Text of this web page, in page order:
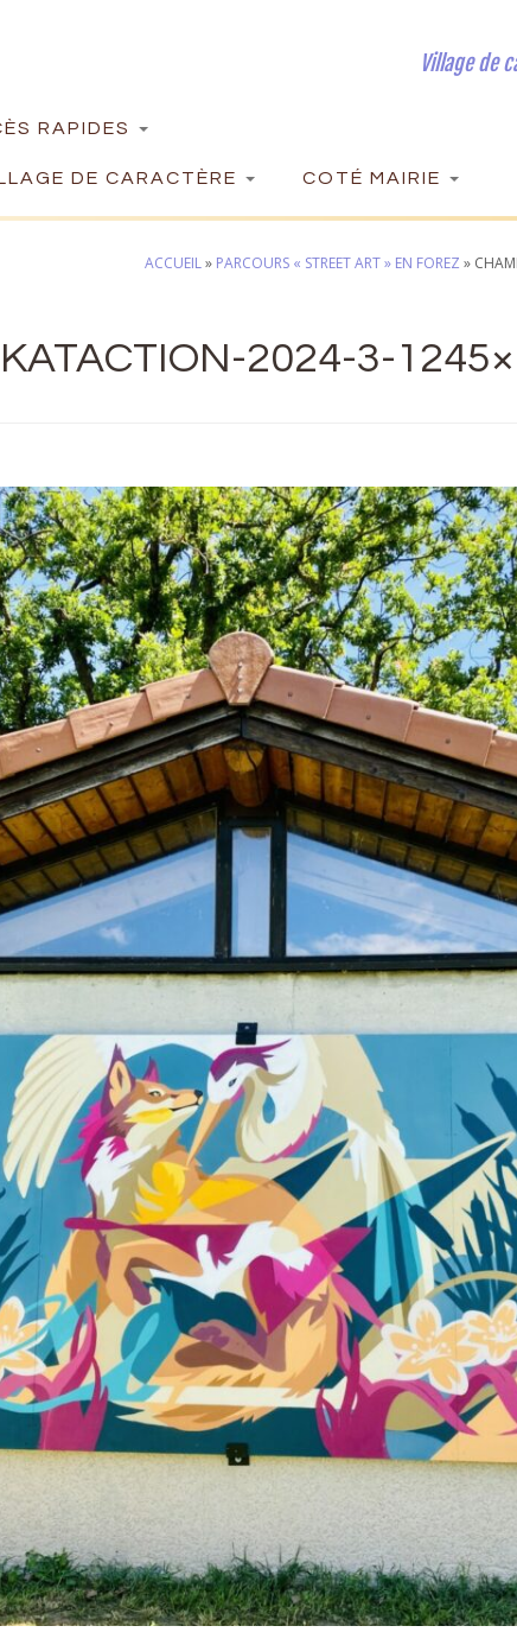
Village de
RAPIDES
DE CARACTÈRE COTÉ MAIRIE
ACCUEIL» PARCOURS « STREET ART » EN FOREZ »
2024-3-